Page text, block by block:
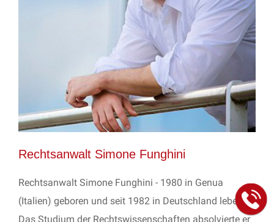
Rechtsanwalt Simone Funghini
Rechtsanwalt Simone Funghini - 1980 in Genua
(Italien) geboren und seit 1982 in Deutschland lebend.
Das Studium der Rechtswissenschaften absolvierte er